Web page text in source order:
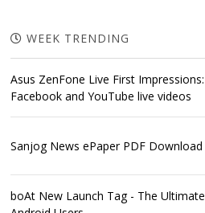
WEEK TRENDING
Asus ZenFone Live First
Facebook and YouTube live videos
Sanjog News ePaper PDF Download
boAt New Launch Tag - The